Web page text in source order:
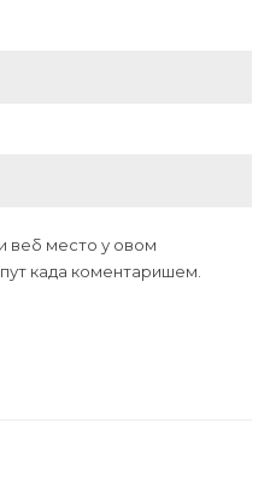
веб место у овом
када коментаришем.